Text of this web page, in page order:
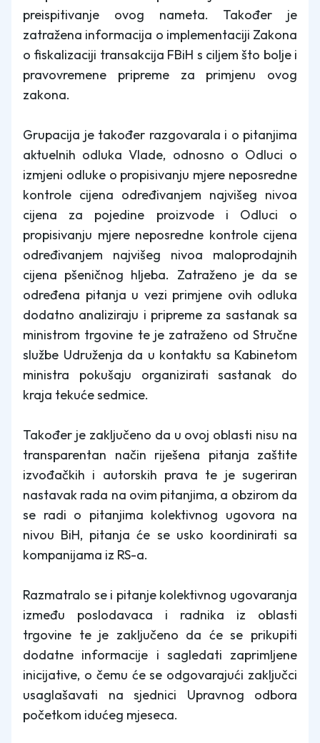
preispitivanje ovog nameta. Također je
zatražena informacija o implementaciji Zakona
o fiskalizaciji transakcija FBiH s ciljem što bolje i
pravovremene pripreme za primjenu ovog
zakona.
Grupacija je također razgovarala i o pitanjima
aktuelnih odluka Vlade, odnosno o Odluci o
izmjeni odluke o propisivanju mjere neposredne
kontrole cijena određivanjem najvišeg nivoa
cijena za pojedine proizvode i Odluci o
propisivanju mjere neposredne kontrole cijena
određivanjem najvišeg nivoa maloprodajnih
cijena pšeničnog hljeba. Zatraženo je da se
određena pitanja u vezi primjene ovih odluka
dodatno analiziraju i pripreme za sastanak sa
ministrom trgovine te je zatraženo od Stručne
službe Udruženja da u kontaktu sa Kabinetom
ministra pokušaju organizirati sastanak do
kraja tekuće sedmice.
Također je zaključeno da u ovoj oblasti nisu na
transparentan način riješena pitanja zaštite
izvođačkih i autorskih prava te je sugeriran
nastavak rada na ovim pitanjima, a obzirom da
se radi o pitanjima kolektivnog ugovora na
nivou BiH, pitanja će se usko koordinirati sa
kompanijama iz RS-a.
Razmatralo se i pitanje kolektivnog ugovaranja
između poslodavaca i radnika iz oblasti
trgovine te je zaključeno da će se prikupiti
dodatne informacije i sagledati zaprimljene
inicijative, o čemu će se odgovarajući zaključci
usaglašavati na sjednici Upravnog odbora
početkom idućeg mjeseca.